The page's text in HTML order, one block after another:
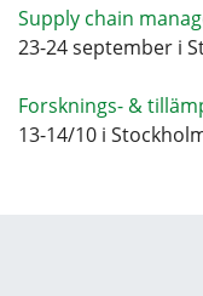
Supply chain
23-24 september i
Forsknings- &
13-14/10 i